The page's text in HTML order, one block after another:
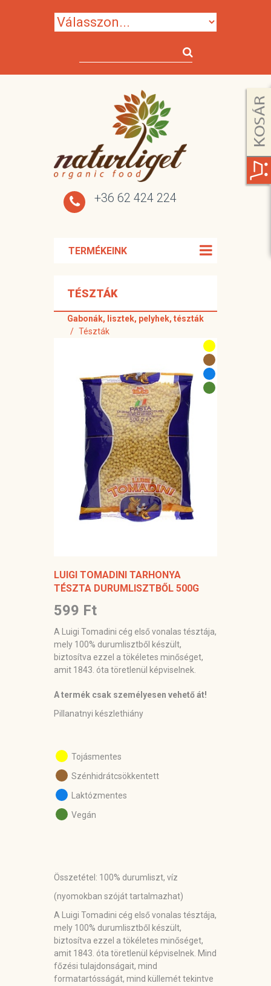
+36 62 424 224
TERMÉKEINK
TÉSZTÁK
Gabonák, lisztek, pelyhek, tészták
Tészták
LUIGI TOMADINI TARHONYA
TÉSZTA DURUMLISZTBŐL 500G
599 Ft
A Luigi Tomadini cég első vonalas tésztája,
mely 100% durumlisztből készült,
biztosítva ezzel a tökéletes minőséget,
amit 1843. óta töretlenül képviselnek.
A termék csak személyesen vehető át!
Pillanatnyi készlethiány
Tojásmentes
Szénhidrátcsökkentett
Laktózmentes
Vegán
Összetétel: 100% durumliszt, víz
(nyomokban szóját tartalmazhat)
A Luigi Tomadini cég első vonalas tésztája,
mely 100% durumlisztből készült,
biztosítva ezzel a tökéletes minőséget,
amit 1843. óta töretlenül képviselnek. Mind
főzési tulajdonságait, mind
formatartósságát, mind küllemét tekintve